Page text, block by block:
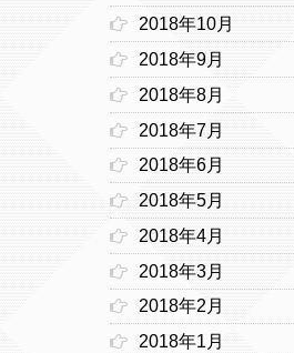
2018年10月
2018年9月
2018年8月
2018年7月
2018年6月
2018年5月
2018年4月
2018年3月
2018年2月
2018年1月